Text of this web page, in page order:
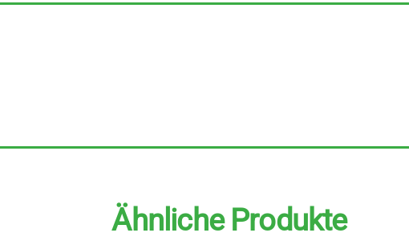
Ähnliche Produkte